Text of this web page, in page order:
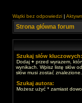
Wątki bez odpowiedzi |
Strona główna forum
Szukaj słów kluczowych:
Dodaj + przed wyrazem,
wynikach. Wpisz listę słów
słów musi zostać
Szukaj autora:
Możesz użyć * zamiast